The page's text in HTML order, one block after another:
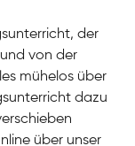
der
von der
mühelos über
dazu
über unser